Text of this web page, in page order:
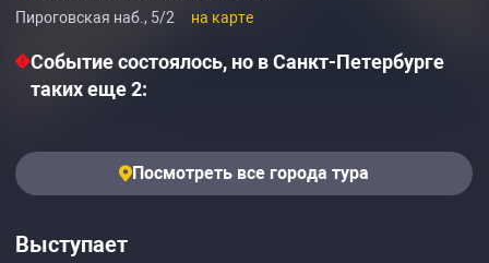
Пироговская наб., 5/2 на карте
Событие состоялось, но в Санкт-Петербурге
таких еще 2:
Посмотреть все города тура
Выступает